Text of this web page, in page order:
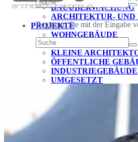
BAUÜBERWACHUNG
ARCHITEKTUR- UND
PROJEKTE
WOHNGEBÄUDE
INNENRÄUME
KLEINE
ÖFFENTLICHE
INDUSTRIEGEBÄUDE
UMGESETZT
KONTAKTE
UK
Beginnen Sie mit der Eingabe